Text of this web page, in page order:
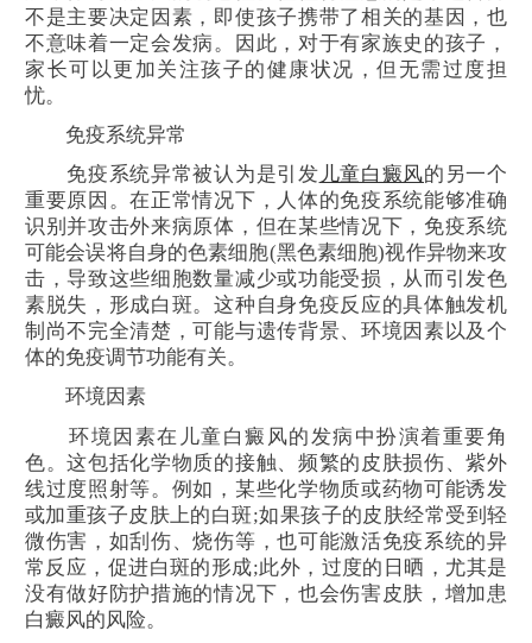
不是主要决定因素，即使孩子携带了相关的基因，也
不意味着一定会发病。因此，对于有家族史的孩子，
家长可以更加关注孩子的健康状况，但无需过度担
忧。
免疫系统异常
免疫系统异常被认为是引发 儿童白癜风的另一个
重要原因。在正常情况下，人体的免疫系统能够准确
识别并攻击外来病原体，但在某些情况下，免疫系统
可能会误将自身的色素细胞(黑色素细胞)视作异物来攻
击，导致这些细胞数量减少或功能受损，从而引发色
素脱失，形成白斑。这种自身免疫反应的具体触发机
制尚不完全清楚，可能与遗传背景、环境因素以及个
体的免疫调节功能有关。
环境因素
环境因素在儿童白癜风的发病中扮演着重要角
色。这包括化学物质的接触、频繁的皮肤损伤、紫外
线过度照射等。例如，某些化学物质或药物可能诱发
或加重孩子皮肤上的白斑;如果孩子的皮肤经常受到轻
微伤害，如刮伤、烧伤等，也可能激活免疫系统的异
常反应，促进白斑的形成;此外，过度的日晒，尤其是
没有做好防护措施的情况下，也会伤害皮肤，增加患
白癜风的风险。